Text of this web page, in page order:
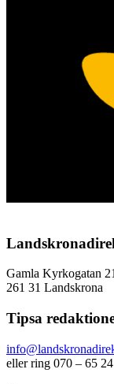
Gamla Kyrkogatan
261 31 Landskrona
Tipsa
eller ring 070 – 65 24